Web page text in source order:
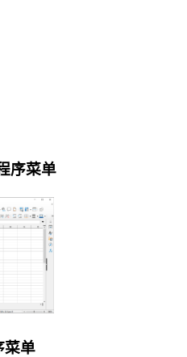
序菜单
菜单